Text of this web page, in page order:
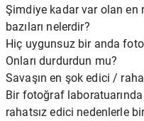
Şimdiye kadar var olan en
bazıları nelerdir?
Hiç uygunsuz bir anda
Onları durdurdun mu?
Savaşın en şok edici /
Bir fotoğraf
rahatsız edici nedenlerle